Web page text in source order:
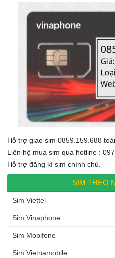
Hỗ trợ giao sim 0859.159.688
Liên hệ mua sim qua hotline :
Hỗ trợ đăng kí sim chính chủ.
SIM THEO
Sim Viettel
Sim Vinaphone
Sim Mobifone
Sim Vietnamobile